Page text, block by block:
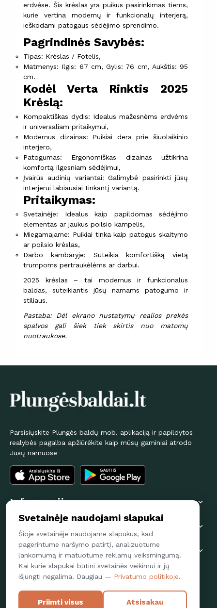
erdvėse. Šis krėslas yra puikus pasirinkimas tiems,
kurie vertina modernų ir funkcionalų interjerą,
ieškodami patogaus sėdėjimo sprendimo.
Pagrindinės Savybės:
Tipas: Krėslas / Fotelis,
Matmenys: Ilgis: 67 cm, Gylis: 76 cm, Aukštis: 95
cm.
Kodėl Verta Rinktis 2025
Krėslą:
Kompaktiškas dydis: Idealus mažesnėms erdvėms
ir universaliam pritaikymui,
Modernus dizainas: Puikiai dera prie šiuolaikinio
interjero,
Patogumas: Ergonomiškas dizainas užtikrina
komfortą ilgesniam sėdėjimui,
Įvairūs audinių variantai: Galimybė pasirinkti jūsų
interjerui labiausiai tinkantį variantą.
Pritaikymas:
Svetainėje: Idealus kaip papildomas sėdėjimo
elementas ar jaukus poilsio kampelis,
Miegamajame: Puikiai tinka kaip patogus skaitymo
ar poilsio krėslas,
Darbo kambaryje: Suteikia komfortišką vietą
trumpoms pertraukėlėms ar darbui.
2025 krėslas – tai modernus ir funkcionalus
baldas, suteikiantis jūsų namams patogumo ir
stiliaus.
Pastaba: Dėl ekrano nustatymų realios prekės
spalvos gali šiek tiek skirtis nuo matomų
nuotraukose.
Parsisiųskite Plungės baldų mob. aplikaciją ir papildytos
realybės pagalba apžiūrėkite kaip mūsų gaminiai atrodo
Jūsų namuose
Informacija 
Pirkėjams 
Susisiekime 
Sekite mus
FACEBOOK
Svetainėje naudojami slapukai
Šioje svetainėje naudojame slapukus, kad
pagerintume naršymo patirtį, analizuotume
lankomumą ir matuotume reklamų veiksmingumą.
Kai kurie slapukai būtini svetainės veikimui ir jų
išjungti negalima. Daugiau — Privatumo politikoje.
Priimti visus Atsisakau